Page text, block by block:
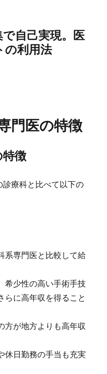
自己実現。医
の利用法
門医の特徴
特徴
療科と比べて以下の
系専門医と比較して給
希少性の高い手術手技
らに高年収を得ること
方が地方よりも高年収
休日勤務の手当も充実